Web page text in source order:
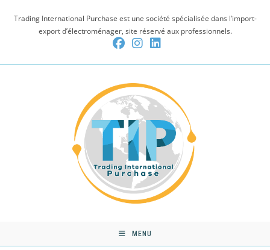
Trading International Purchase est une société spécialisée dans l’import-
export d’électroménager, site réservé aux professionnels.
MENU